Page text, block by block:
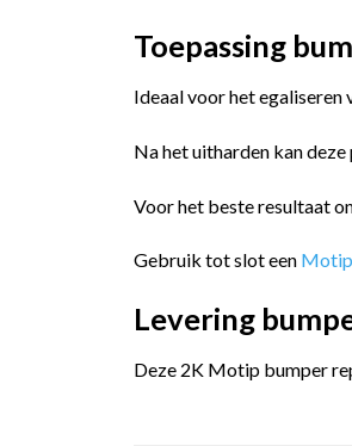
Toepassing
Ideaal voor het egaliseren
Na het uitharden kan
Voor het beste resultaat
Gebruik tot slot een
Levering
Deze 2K Motip bumper